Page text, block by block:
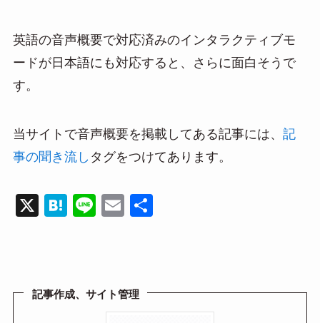
英語の音声概要で対応済みのインタラクティブモ
ードが日本語にも対応すると、さらに面白そうで
す。
当サイトで音声概要を掲載してある記事には、 記
事の聞き流し タグをつけてあります。
X
H
a
Li
E
記事作成、サイト管理